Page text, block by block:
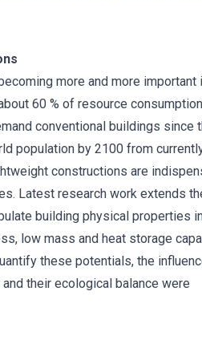
more and more important
60 % of resource
conventional buildings since
population by 2100 from
constructions are
Latest research work extends
building physical properties
low mass and heat storage
these potentials, the
their ecological balance were